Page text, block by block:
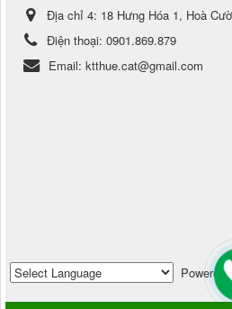
Địa chỉ 4: 18 Hưng Hóa 1, Hoà
Điện thoại: 0901.869.879
Email: ktthue.cat@gmail.com
Powered